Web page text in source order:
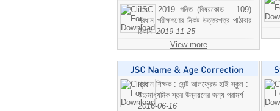
JSC 2019 গনিত (বিষয়কোড : 109)
প্রধান পরীক্ষগণের নিকট উত্তরপত্র পাঠাবার
ঠিকানা2019-11-25
View more
প্রধান শিক্ষক : সেন্ট আলফ্রেড হাই স্কুল :
উচ্চমাধ্যমিক স্তর উন্নয়নের জন্য পরামর্শ
2016-06-16